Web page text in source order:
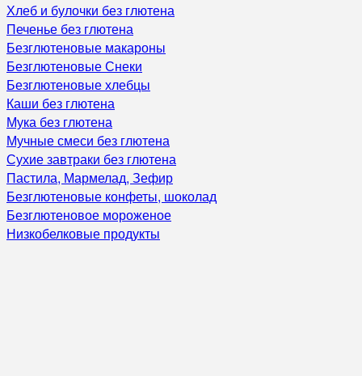
Хлеб и булочки без глютена
Печенье без глютена
Безглютеновые макароны
Безглютеновые Снеки
Безглютеновые хлебцы
Каши без глютена
Мука без глютена
Мучные смеси без глютена
Сухие завтраки без глютена
Пастила, Мармелад, Зефир
Безглютеновые конфеты, шоколад
Безглютеновое мороженое
Низкобелковые продукты